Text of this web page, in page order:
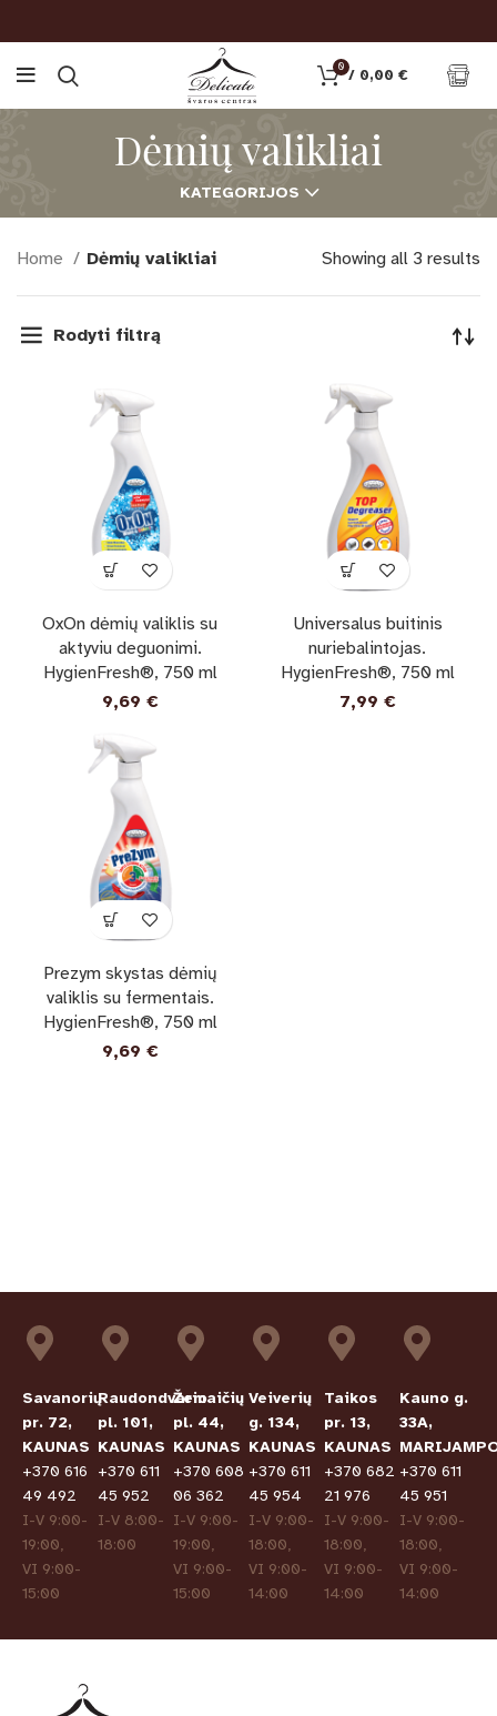
0 / 0,00 €
Dėmių valikliai
KATEGORIJOS
Home Dėmių valikliai Showing all 3 results
Rodyti filtrą
OxOn dėmių valiklis su
aktyviu deguonimi.
HygienFresh®, 750 ml
9,69 €
Universalus buitinis
nuriebalintojas.
HygienFresh®, 750 ml
7,99 €
Prezym skystas dėmių
valiklis su fermentais.
HygienFresh®, 750 ml
9,69 €
Savanorių
pr. 72,
KAUNAS
+370 616
49 492
I-V 9:00-
19:00,
VI 9:00-
15:00
Raudondvario
pl. 101,
KAUNAS
+370 611
45 952
I-V 8:00-
18:00
Žemaičių
pl. 44,
KAUNAS
+370 608
06 362
I-V 9:00-
19:00,
VI 9:00-
15:00
Veiverių
g. 134,
KAUNAS
+370 611
45 954
I-V 9:00-
18:00,
VI 9:00-
14:00
Taikos
pr. 13,
KAUNAS
+370 682
21 976
I-V 9:00-
18:00,
VI 9:00-
14:00
Kauno g.
33A,
+370 611
45 951
I-V 9:00-
18:00,
VI 9:00-
14:00